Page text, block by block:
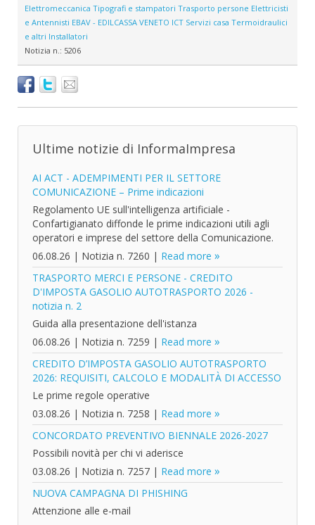
Elettromeccanica Tipografi e stampatori Trasporto persone Elettricisti
e Antennisti EBAV - EDILCASSA VENETO ICT Servizi casa Termoidraulici
e altri Installatori
Notizia n.: 5206
Ultime notizie di InformaImpresa
AI ACT - ADEMPIMENTI PER IL SETTORE
COMUNICAZIONE – Prime indicazioni
Regolamento UE sull'intelligenza artificiale -
Confartigianato diffonde le prime indicazioni utili agli
operatori e imprese del settore della Comunicazione.
06.08.26 | Notizia n. 7260 | Read more
TRASPORTO MERCI E PERSONE - CREDITO
D'IMPOSTA GASOLIO AUTOTRASPORTO 2026 -
notizia n. 2
Guida alla presentazione dell'istanza
06.08.26 | Notizia n. 7259 | Read more
CREDITO D’IMPOSTA GASOLIO AUTOTRASPORTO
2026: REQUISITI, CALCOLO E MODALITÀ DI ACCESSO
Le prime regole operative
03.08.26 | Notizia n. 7258 | Read more
CONCORDATO PREVENTIVO BIENNALE 2026-2027
Possibili novità per chi vi aderisce
03.08.26 | Notizia n. 7257 | Read more
NUOVA CAMPAGNA DI PHISHING
Attenzione alle e-mail